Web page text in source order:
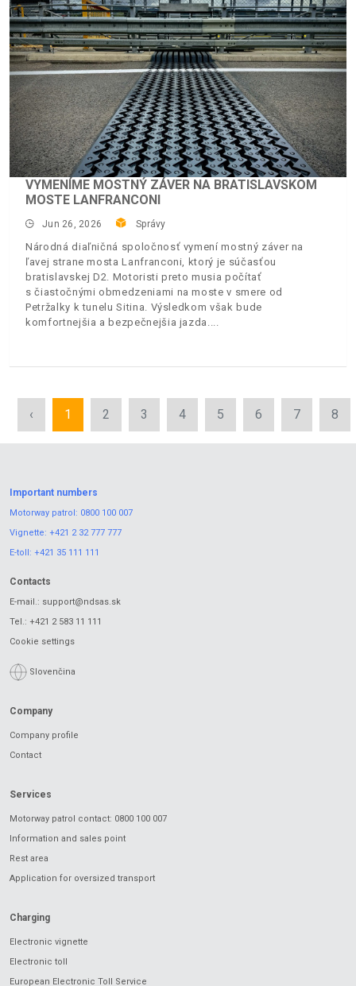
VYMENÍME MOSTNÝ ZÁVER NA BRATISLAVSKOM
MOSTE LANFRANCONI
Jun 26, 2026 Správy
Národná diaľničná spoločnosť vymení mostný záver na
ľavej strane mosta Lanfranconi, ktorý je súčasťou
bratislavskej D2. Motoristi preto musia počítať
s čiastočnými obmedzeniami na moste v smere od
Petržalky k tunelu Sitina. Výsledkom však bude
komfortnejšia a bezpečnejšia jazda.
‹ 1 2 3 4 5 6 7 8
Important numbers
Motorway patrol: 0800 100 007
Vignette: +421 2 32 777 777
E-toll: +421 35 111 111
Contacts
E-mail.: support@ndsas.sk
Tel.: +421 2 583 11 111
Cookie settings
Slovenčina
Company
Company profile
Contact
Services
Motorway patrol contact: 0800 100 007
Information and sales point
Rest area
Application for oversized transport
Charging
Electronic vignette
Electronic toll
European Electronic Toll Service